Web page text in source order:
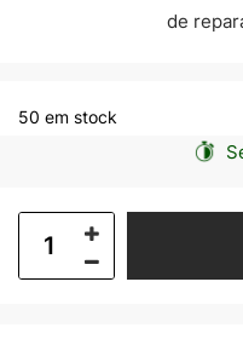
de
50 em stock